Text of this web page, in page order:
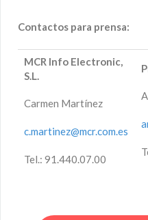
Contactos para prensa:
MCR Info Electronic,
S.L.
Carmen Martínez
c.martinez@mcr.com.es
Tel.: 91.440.07.00